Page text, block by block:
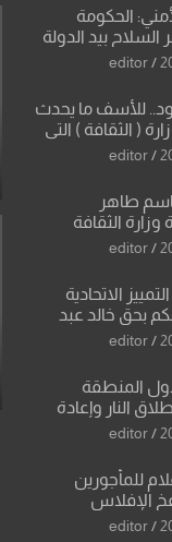
الحكومة
بيد الدولة
editor
للأسف ما يحدث
( الثقافة ) التي
ماتت من زمان وزير يمثلها من
editor
طاهر
وزارة الثقافة
editor
الاتحادية
بحق خالد عبد
editor
المنطقة
النار وإعادة
.. والعراق يطرح
editor
للمأجورين
الإفلاس
على افتراءات
editor